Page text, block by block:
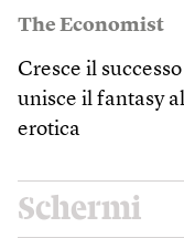
The Economist
Cresce il
unisce il fantasy
erotica
Schermi